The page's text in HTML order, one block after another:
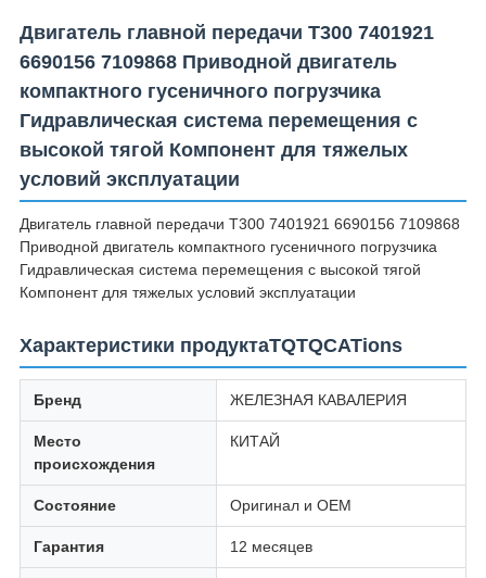
Двигатель главной передачи T300 7401921
6690156 7109868 Приводной двигатель
компактного гусеничного погрузчика
Гидравлическая система перемещения с
высокой тягой Компонент для тяжелых
условий эксплуатации
Двигатель главной передачи T300 7401921 6690156 7109868
Приводной двигатель компактного гусеничного погрузчика
Гидравлическая система перемещения с высокой тягой
Компонент для тяжелых условий эксплуатации
Характеристики продуктаTQTQCATions
Бренд ЖЕЛЕЗНАЯ КАВАЛЕРИЯ
Место
происхождения
КИТАЙ
Состояние Оригинал и OEM
Гарантия 12 месяцев